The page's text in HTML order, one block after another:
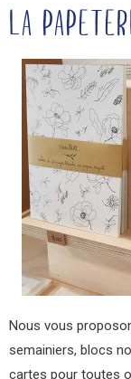
LA
Nous vous
semainiers, blocs
cartes pour toutes